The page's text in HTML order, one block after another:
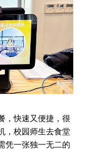
，快速又便捷，很
，校园师生去食堂
凭一张独一无二的